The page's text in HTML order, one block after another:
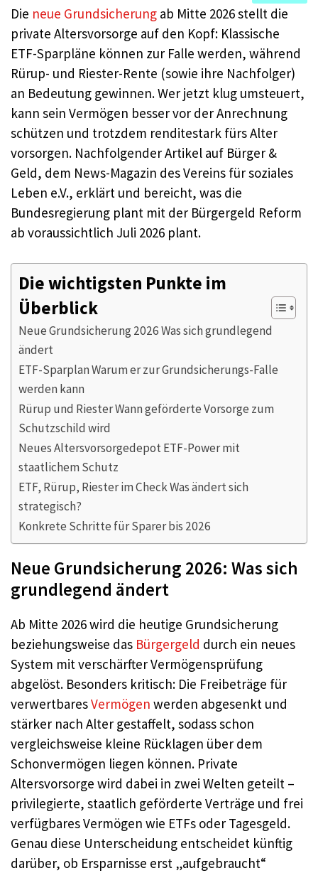
Die neue Grundsicherung ab Mitte 2026 stellt die
private Altersvorsorge auf den Kopf: Klassische
ETF-Sparpläne können zur Falle werden, während
Rürup- und Riester-Rente (sowie ihre Nachfolger)
an Bedeutung gewinnen. Wer jetzt klug umsteuert,
kann sein Vermögen besser vor der Anrechnung
schützen und trotzdem renditestark fürs Alter
vorsorgen. Nachfolgender Artikel auf Bürger &
Geld, dem News-Magazin des Vereins für soziales
Leben e.V., erklärt und bereicht, was die
Bundesregierung plant mit der Bürgergeld Reform
ab voraussichtlich Juli 2026 plant.
Die wichtigsten Punkte im
Überblick
Neue Grundsicherung 2026 Was sich grundlegend
ändert
ETF-Sparplan Warum er zur Grundsicherungs-Falle
werden kann
Rürup und Riester Wann geförderte Vorsorge zum
Schutzschild wird
Neues Altersvorsorgedepot ETF-Power mit
staatlichem Schutz
ETF, Rürup, Riester im Check Was ändert sich
strategisch?
Konkrete Schritte für Sparer bis 2026
Neue Grundsicherung 2026: Was sich
grundlegend ändert
Ab Mitte 2026 wird die heutige Grundsicherung
beziehungsweise das Bürgergeld durch ein neues
System mit verschärfter Vermögensprüfung
abgelöst. Besonders kritisch: Die Freibeträge für
verwertbaresVermögen werden abgesenkt und
stärker nach Alter gestaffelt, sodass schon
vergleichsweise kleine Rücklagen über dem
Schonvermögen liegen können. Private
Altersvorsorge wird dabei in zwei Welten geteilt –
privilegierte, staatlich geförderte Verträge und frei
verfügbares Vermögen wie ETFs oder Tagesgeld.
Genau diese Unterscheidung entscheidet künftig
darüber, ob Ersparnisse erst „aufgebraucht“